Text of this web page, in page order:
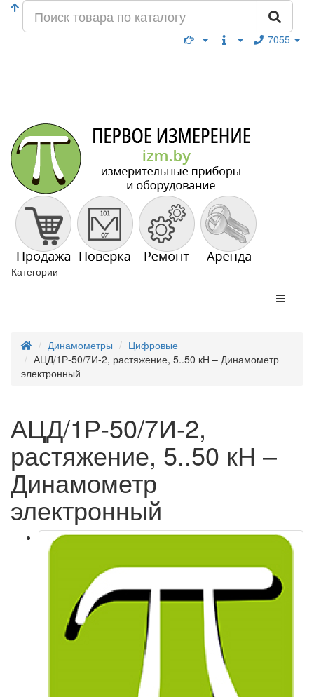
7055
Категории
Динамометры
Цифровые
АЦД/1Р-50/7И-2, растяжение, 5..50 кН – Динамометр
электронный
АЦД/1Р-50/7И-2,
растяжение, 5..50 кН –
Динамометр
электронный